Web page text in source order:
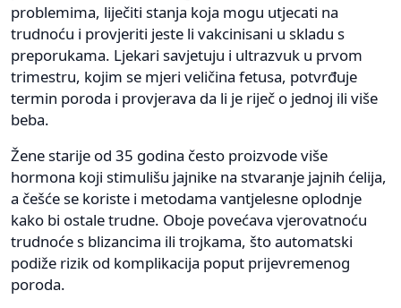
problemima, liječiti stanja koja mogu utjecati na
trudnoću i provjeriti jeste li vakcinisani u skladu s
preporukama. Ljekari savjetuju i ultrazvuk u prvom
trimestru, kojim se mjeri veličina fetusa, potvrđuje
termin poroda i provjerava da li je riječ o jednoj ili više
beba.
Žene starije od 35 godina često proizvode više
hormona koji stimulišu jajnike na stvaranje jajnih ćelija,
a češće se koriste i metodama vantjelesne oplodnje
kako bi ostale trudne. Oboje povećava vjerovatnoću
trudnoće s blizancima ili trojkama, što automatski
podiže rizik od komplikacija poput prijevremenog
poroda.